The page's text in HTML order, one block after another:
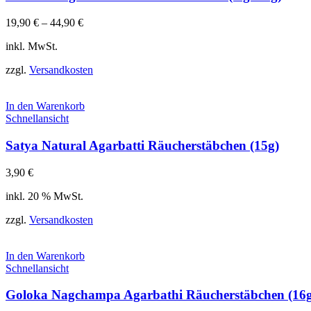
19,90 € – 44,90 €
inkl. MwSt.
zzgl. Versandkosten
In den Warenkorb
Schnellansicht
Satya Natural Agarbatti Räucherstäbchen (15g)
3,90 €
inkl. 20 % MwSt.
zzgl. Versandkosten
In den Warenkorb
Schnellansicht
Goloka Nagchampa Agarbathi Räucherstäbchen